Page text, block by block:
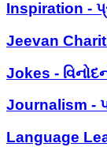
Inspiration -
Jeevan
Jokes -
Journalism -
Language